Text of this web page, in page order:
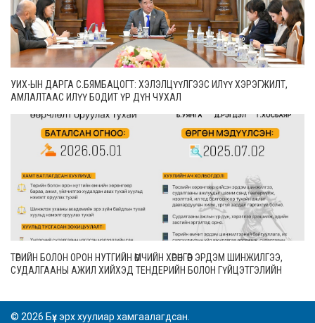
УИХ-ЫН ДАРГА С.БЯМБАЦОГТ: ХЭЛЭЛЦҮҮЛГЭЭС ИЛҮҮ ХЭРЭГЖИЛТ,
АМЛАЛТААС ИЛҮҮ БОДИТ ҮР ДҮН ЧУХАЛ
ТӨРИЙН БОЛОН ОРОН НУТГИЙН ӨМЧИЙН ХӨРӨНГӨӨР ЭРДЭМ ШИНЖИЛГЭЭ,
СУДАЛГААНЫ АЖИЛ ХИЙХЭД ТЕНДЕРИЙН БОЛОН ГҮЙЦЭТГЭЛИЙН
© 2026 Бүх эрх хуулиар хамгаалагдсан.